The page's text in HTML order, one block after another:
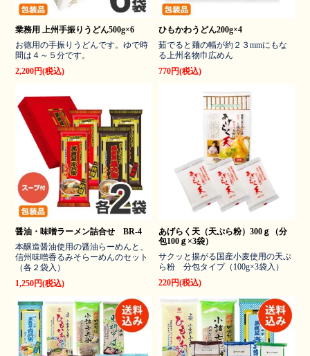
業務用 上州手振りうどん500g×6
お徳用の手振りうどんです。ゆで時
間は４～５分です。
2,200円(税込)
ひもかわうどん200g×4
茹でると麺の幅が約２３mmにもな
る上州名物巾広めん
770円(税込)
醤油・味噌ラーメン詰合せ BR-4
本醸造醤油使用の醤油らーめんと、
信州味噌香るみそらーめんのセット
（各２袋入）
1,250円(税込)
あげらく天（天ぷら粉）300ｇ（分
包100ｇ×3袋）
サクッと揚がる国産小麦使用の天ぷ
ら粉 分包タイプ（100g×3袋入）
220円(税込)